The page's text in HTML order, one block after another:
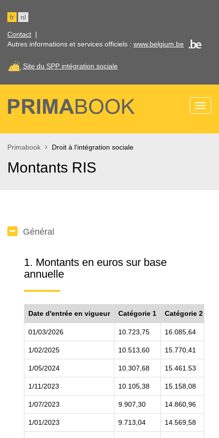
au
contenu
principal
fr nl
Contact |
Autres informations et services officiels : www.belgium.be
Site du SPP intégration sociale
Bienvenue
SPP
sociale.
Primabook Droit à l'intégration sociale
Montants RIS
Général
1. Montants en euros sur base
annuelle
Date d'entrée en vigueur Catégorie 1 Catégorie 2
01/03/2026 10.723,75 16.085,64
1/02/2025 10.513,60 15.770,41
1/05/2024 10.307,68 15.461.53
1/11/2023 10.105,38 15.158,08
1/07/2023 9.907,30 14.860,96
1/01/2023 9.713,04 14.569,58